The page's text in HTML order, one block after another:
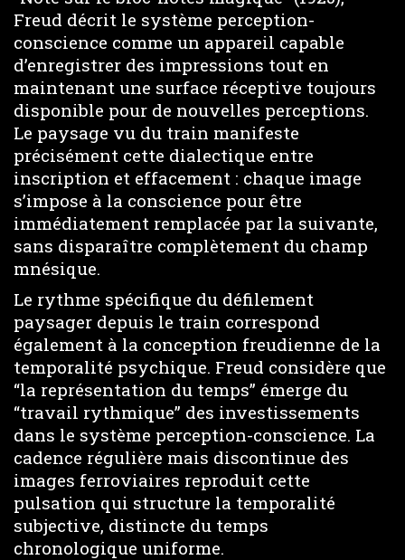
Freud décrit le système perception-
conscience comme un appareil capable
d’enregistrer des impressions tout en
maintenant une surface réceptive toujours
disponible pour de nouvelles perceptions.
Le paysage vu du train manifeste
précisément cette dialectique entre
inscription et effacement : chaque image
s’impose à la conscience pour être
immédiatement remplacée par la suivante,
sans disparaître complètement du champ
mnésique.
Le rythme spécifique du défilement
paysager depuis le train correspond
également à la conception freudienne de la
temporalité psychique. Freud considère que
“la représentation du temps” émerge du
“travail rythmique” des investissements
dans le système perception-conscience. La
cadence régulière mais discontinue des
images ferroviaires reproduit cette
pulsation qui structure la temporalité
subjective, distincte du temps
chronologique uniforme.